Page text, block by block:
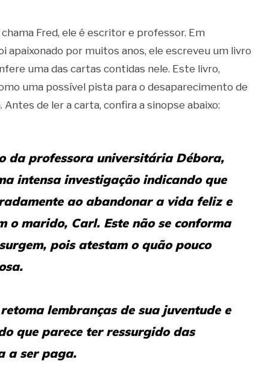
Fred, ele é escritor e professor. Em
apaixonado por muitos anos, ele escreveu um livro
uma das cartas contidas nele. Este livro,
uma possível pista para o desaparecimento de
de ler a carta, confira a sinopse abaixo:
da professora universitária Débora,
intensa investigação indicando que
ao abandonar a vida feliz e
o marido, Carl. Este não se conforma
pois atestam o quão pouco
lembranças de sua juventude e
que parece ter ressurgido das
a ser paga.